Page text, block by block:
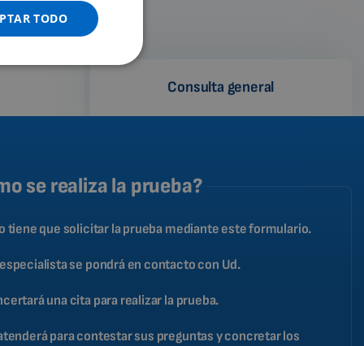
Consulta general
se realiza la prueba?
tiene que solicitar la prueba mediante este formulario.
se pondrá en contacto con Ud.
una cita para realizar la prueba.
para contestar sus preguntas y concretar los
PORTUGUESE
SPANISH
CATALAN
CHINESE (TRADITIONAL)
CHINESE (SIMPLIFIED)
TODO